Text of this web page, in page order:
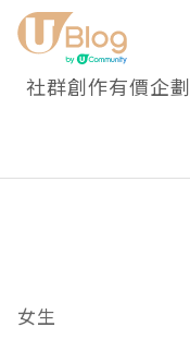
社群創作有價企劃
女生